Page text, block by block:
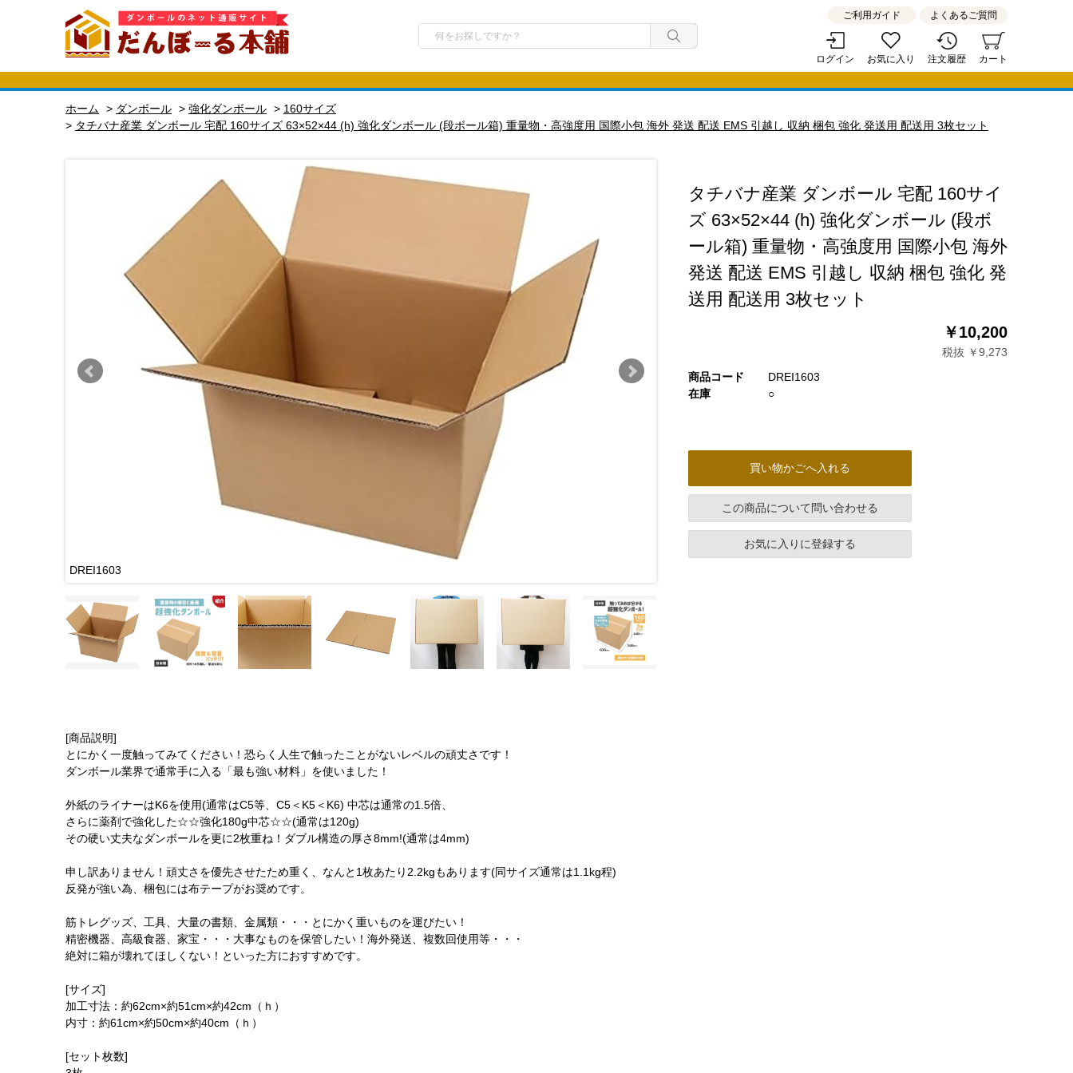
ご利用ガイド よくあるご質問
ログイン お気に入り 注文履歴 カート
ホーム > ダンボール > 強化ダンボール > 160サイズ
> タチバナ産業 ダンボール 宅配 160サイズ 63×52×44 (h) 強化ダンボール (段ボール箱) 重量物・高強度用 国際小包 海外 発送 配送 EMS 引越し 収納 梱包 強化 発送用 配送用 3枚セット
DREI1603
[商品説明]
とにかく一度触ってみてください！恐らく人生で触ったことがないレベルの頑丈さです！
ダンボール業界で通常手に入る「最も強い材料」を使いました！
外紙のライナーはK6を使用(通常はC5等、C5＜K5＜K6) 中芯は通常の1.5倍、
さらに薬剤で強化した☆☆強化180g中芯☆☆(通常は120g)
その硬い丈夫なダンボールを更に2枚重ね！ダブル構造の厚さ8mm!(通常は4mm)
申し訳ありません！頑丈さを優先させたため重く、なんと1枚あたり2.2kgもあります(同サイズ通常は1.1kg程)
反発が強い為、梱包には布テープがお奨めです。
筋トレグッズ、工具、大量の書類、金属類・・・とにかく重いものを運びたい！
精密機器、高級食器、家宝・・・大事なものを保管したい！海外発送、複数回使用等・・・
絶対に箱が壊れてほしくない！といった方におすすめです。
[サイズ]
加工寸法：約62cm×約51cm×約42cm（ｈ）
内寸：約61cm×約50cm×約40cm（ｈ）
[セット枚数]
タチバナ産業 ダンボール 宅配 160サイ
ズ 63×52×44 (h) 強化ダンボール (段ボ
ール箱) 重量物・高強度用 国際小包 海外
発送 配送 EMS 引越し 収納 梱包 強化 発
送用 配送用 3枚セット
￥10,200
税抜 ￥9,273
商品コード
DREI1603
在庫
○
買い物かごへ入れる
この商品について問い合わせる
お気に入りに登録する